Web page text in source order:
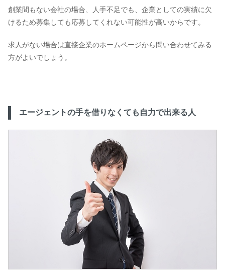
創業間もない会社の場合、人手不足でも、企業としての実績に欠
けるため募集しても応募してくれない可能性が高いからです。
求人がない場合は直接企業のホームページから問い合わせてみる
方がよいでしょう。
エージェントの手を借りなくても自力で出来る人